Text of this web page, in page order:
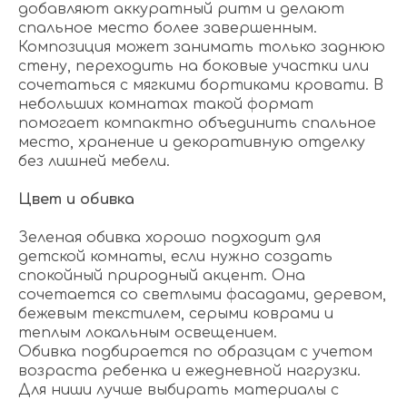
добавляют аккуратный ритм и делают
спальное место более завершенным.
Композиция может занимать только заднюю
стену, переходить на боковые участки или
сочетаться с мягкими бортиками кровати. В
небольших комнатах такой формат
помогает компактно объединить спальное
место, хранение и декоративную отделку
без лишней мебели.
Цвет и обивка
Зеленая обивка хорошо подходит для
детской комнаты, если нужно создать
спокойный природный акцент. Она
сочетается со светлыми фасадами, деревом,
бежевым текстилем, серыми коврами и
теплым локальным освещением.
Обивка подбирается по образцам с учетом
возраста ребенка и ежедневной нагрузки.
Для ниши лучше выбирать материалы с